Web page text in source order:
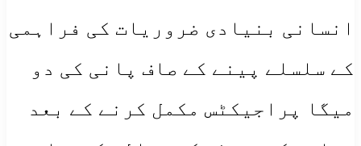
انسانی بنیادی ضروریات کی فراہمی
کے سلسلے پینے کے صاف پانی کی دو
میگا پراجیکٹس مکمل کرنے کے بعد